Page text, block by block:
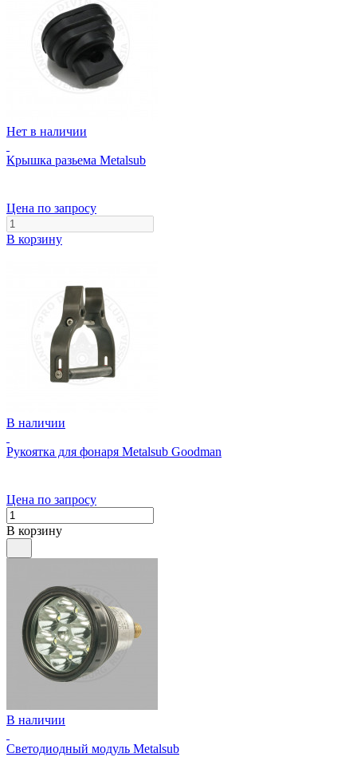
Нет в наличии
Крышка разьема Metalsub
Цена по запросу
В корзину
В наличии
Рукоятка для фонаря Metalsub Goodman
Цена по запросу
В корзину
В наличии
Светодиодный модуль Metalsub